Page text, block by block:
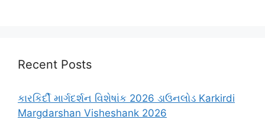
Recent Posts
કારકિર્દી માર્ગદર્શન વિશેષાંક 2026 ડાઉનલોડ Karkirdi
Margdarshan Visheshank 2026